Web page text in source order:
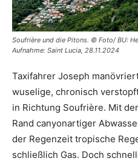
Soufrière und die Pitons. © Foto/ BU:
Aufnahme: Saint Lucia, 28.11.2024
Taxifahrer Joseph
wuselige, chronisch
in Richtung Soufrière. Mit
Rand canyonartiger
der Regenzeit tropische
schließlich Gas. Doch